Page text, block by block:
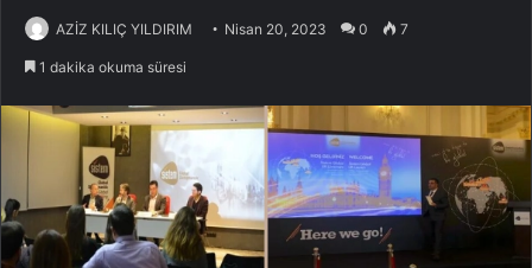
AZİZ KILIÇ YILDIRIM Nisan 20, 2023 0 7
1 dakika okuma süresi